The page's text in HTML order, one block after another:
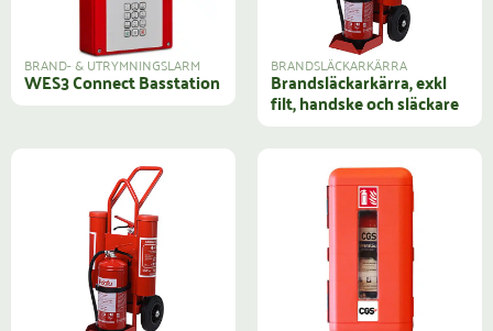
BRAND- & UTRYMNINGSLARM
WES3 Connect Basstation
BRANDSLÄCKARKÄRRA
Brandsläckarkärra, exkl
filt, handske och släckare